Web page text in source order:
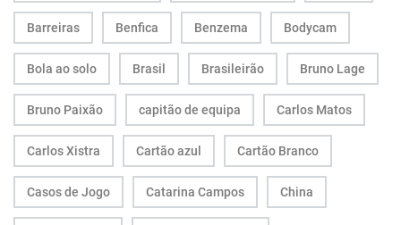
Barreiras Benfica Benzema Bodycam
Bola ao solo Brasil Brasileirão Bruno Lage
Bruno Paixão capitão de equipa Carlos Matos
Carlos Xistra Cartão azul Cartão Branco
Casos de Jogo Catarina Campos China